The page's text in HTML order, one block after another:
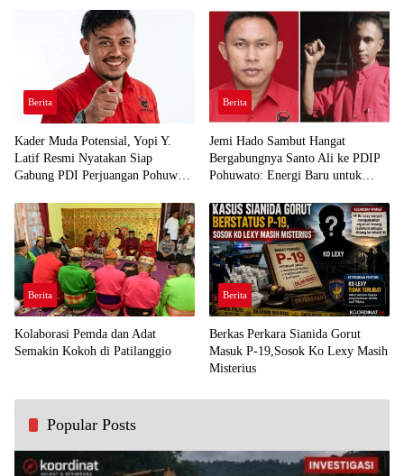
Berita
Kader Muda Potensial, Yopi Y.
Latif Resmi Nyatakan Siap
Gabung PDI Perjuangan Pohuwato
Berita
Jemi Hado Sambut Hangat
Bergabungnya Santo Ali ke PDIP
Pohuwato: Energi Baru untuk
Berita
Kolaborasi Pemda dan Adat
Semakin Kokoh di Patilanggio
Berita
Berkas Perkara Sianida Gorut
Masuk P-19,Sosok Ko Lexy Masih
Misterius
Popular Posts